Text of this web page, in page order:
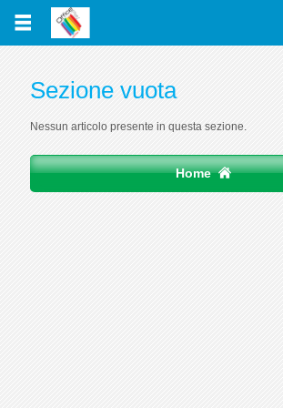
Sezione vuota
Nessun articolo presente in questa sezione.
Home